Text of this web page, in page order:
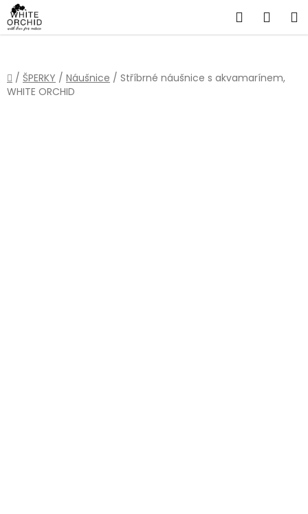
Přejít
na
obsah
Hledat
Domů
/ ŠPERKY / Náušnice / Stříbrné náušnice s akvamarínem,
WHITE ORCHID